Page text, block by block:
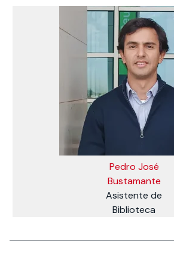
Pedro José
Bustamante
Asistente de
Biblioteca